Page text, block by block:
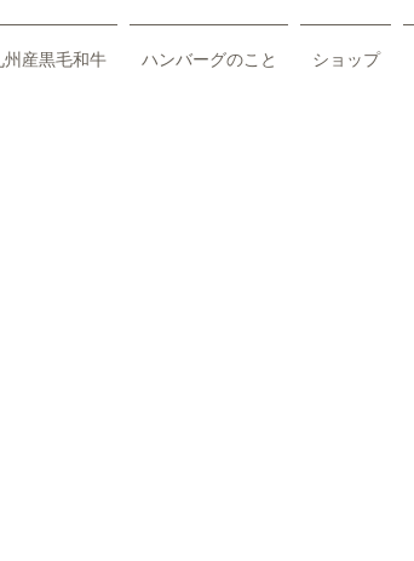
州産黒毛和牛 ハンバーグのこと ショップ